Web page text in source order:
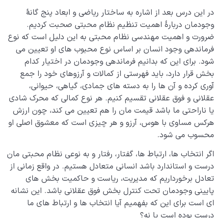
در این درس بعد از اشاره به ساختار ریاضی و ابعاد پنج‌ گانۀ
وجودمان دربارۀ اهمیت تنظیم نظام محبتی صحبت کردیم.
ضرورت و اهمیت مهندسی نظام محبتی به این دلیل است که نوع
فرماندهی وجود انسان بر اساس نوع محبوب های او تعیین می‌
شود. برای این‌ که بدانیم فرماندهی وجودمان در اختیار کدام
بخش قرار دارد، باید فهرستی از کمالات و آرز‌وهای خود را جمع‌
آوری کرده و آن‌ ها را به دسته‌ های جمادی، گیاهی، حیوانی،
عقلانی و فوق عقلانی تقسیم‌ کنیم. هر نوع کمالی که محرک شادی
یا ناراحتی ما باشد قیمت‌ مان را هم تعیین می‌ کند، چون ارزش
هرکس مساوی با هوس، آرزو و هر چیزی‌ است که معشوق اصلی او
محسوب می‌ شود.
اگر انتخاب‌ ها، ارتباط‌ ها، گفتار، رفتار و به نوعی نظام محبتی‌ مان
درست و استاندارد باشد انسانی متعادل هستیم. در واقع زمانی از
تعادل برخورداریم که مدیریت، ریاست و حاکمیت بخش‌ های
پایینی وجودمان تحت کنترل بخش فوق عقلانی باشد. این نشانه‌
ای است برای این‌ که بفهمیم آیا انتخاب‌ ها و ارتباط‌ های ما
درست بوده است یا نه؟